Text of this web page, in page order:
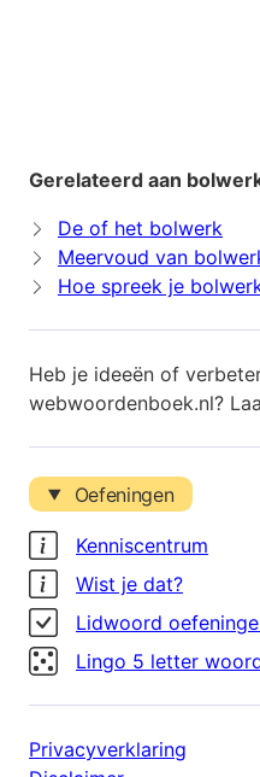
Gerelateerd aan
De of het bolwerk
Meervoud van
Hoe spreek je
Heb je ideeën of
webwoordenboek.nl?
Oefeningen
Kenniscentrum
Wist je dat?
Lidwoord
Lingo 5 letter
Privacyverklaring